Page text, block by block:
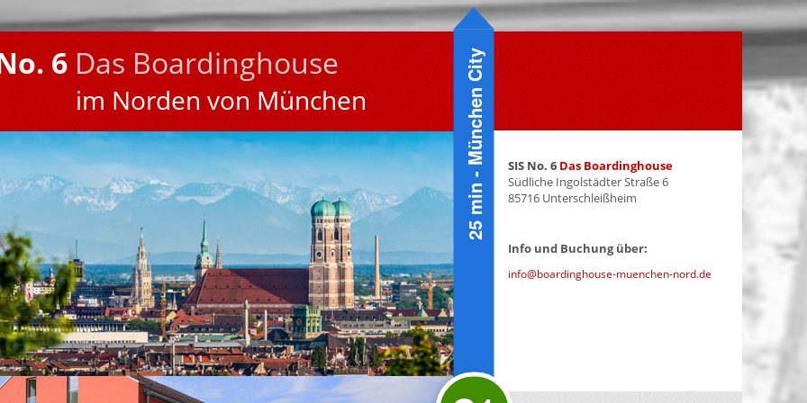
6 Das Boardinghouse
im Norden von München
SIS No. 6 Das Boardinghouse
Südliche Ingolstädter Straße 6
85716 Unterschleißheim
Info und Buchung über:
info@boardinghouse-muenchen-nord.de
25 min - München City